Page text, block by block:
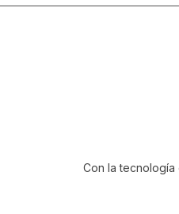
Con la tecnología